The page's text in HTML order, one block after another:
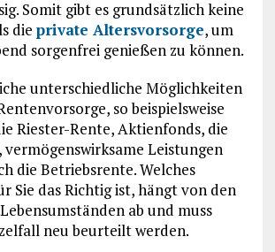
Somit gibt es grundsätzlich keine
die private Altersvorsorge, um
sorgenfrei genießen zu können.
unterschiedliche Möglichkeiten
so beispielsweise
Riester-Rente, Aktienfonds, die
Leistungen
die Betriebsrente. Welches
Sie das Richtig ist, hängt von den
ab und muss
neu beurteilt werden.